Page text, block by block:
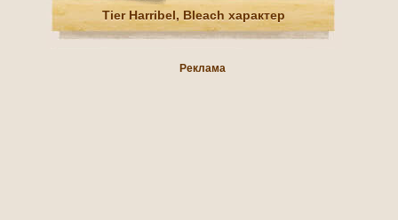
Tier Harribel, Bleach характер
Реклама